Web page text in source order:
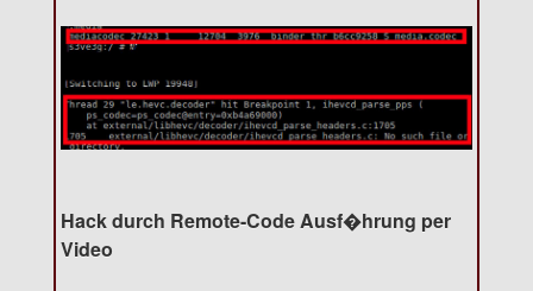
Hack durch Remote-Code Ausf�hrung per
Video